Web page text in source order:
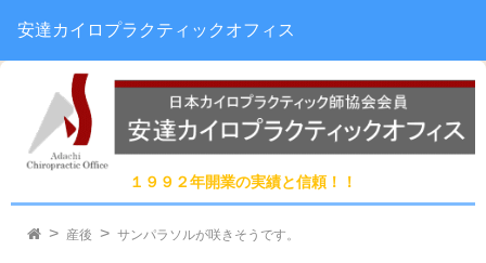
１９９２年開業の実績と信頼！！
安達カイロプラクティックオフィス
産後 サンパラソルが咲きそうです。